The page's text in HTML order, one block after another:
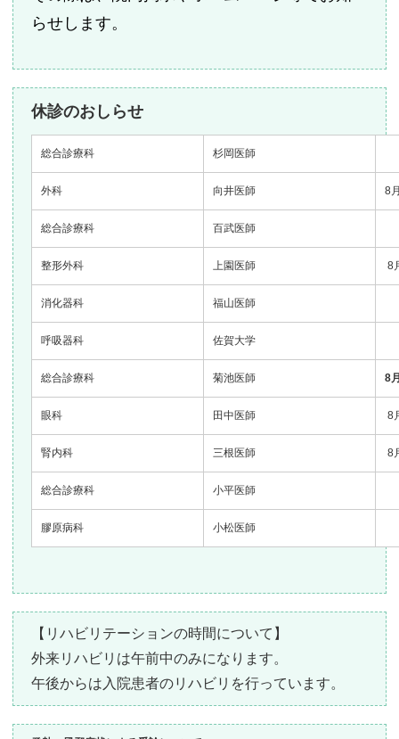
らせします。
休診のおしらせ
総合診療科 杉岡医師
外科 向井医師 8
総合診療科 百武医師
整形外科 上園医師 8
消化器科 福山医師
呼吸器科 佐賀大学
総合診療科 菊池医師 8
眼科 田中医師 8
腎内科 三根医師 8
総合診療科 小平医師
膠原病科 小松医師
【リハビリテーションの時間について】
外来リハビリは午前中のみになります。
午後からは入院患者のリハビリを行っています。